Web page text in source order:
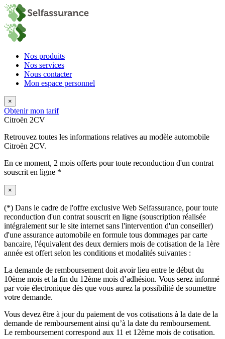
Nos produits
Nos services
Nous contacter
Mon espace personnel
×
Obtenir mon tarif
Citroën 2CV
Retrouvez toutes les informations relatives au modèle automobile
Citroën 2CV.
En ce moment, 2 mois offerts pour toute reconduction d'un contrat
souscrit en ligne *
×
(*) Dans le cadre de l'offre exclusive Web Selfassurance, pour toute
reconduction d'un contrat souscrit en ligne (souscription réalisée
intégralement sur le site internet sans l'intervention d'un conseiller)
d'une assurance automobile en formule tous dommages par carte
bancaire, l'équivalent des deux derniers mois de cotisation de la 1ère
année est offert selon les conditions et modalités suivantes :
La demande de remboursement doit avoir lieu entre le début du
10ème mois et la fin du 12ème mois d’adhésion. Vous serez informé
par voie électronique dès que vous aurez la possibilité de soumettre
votre demande.
Vous devez être à jour du paiement de vos cotisations à la date de la
demande de remboursement ainsi qu’à la date du remboursement.
Le remboursement correspond aux 11 et 12ème mois de cotisation.